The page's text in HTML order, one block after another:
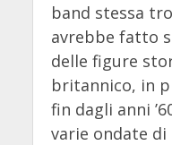
band stessa
avrebbe fatto
delle figure
britannico, in
fin dagli anni
varie ondate di